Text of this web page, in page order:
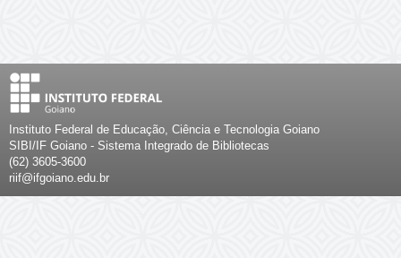
Instituto Federal de Educação, Ciência e Tecnologia Goiano
SIBI/IF Goiano - Sistema Integrado de Bibliotecas
(62) 3605-3600
riif@ifgoiano.edu.br